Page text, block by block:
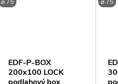
montáž, jednoduchý
⌀ 75
EDF-P-BOX
200x100 LOCK
⌀ 75